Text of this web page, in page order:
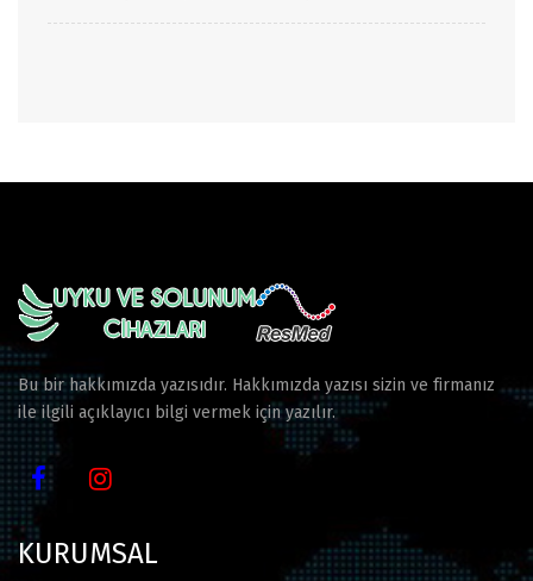
Bu bir hakkımızda yazısıdır. Hakkımızda yazısı sizin ve firmanız
ile ilgili açıklayıcı bilgi vermek için yazılır.
KURUMSAL